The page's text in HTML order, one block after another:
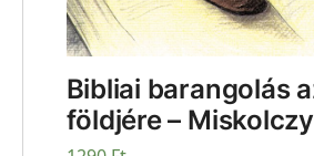
Bibliai barangolás
földjére –